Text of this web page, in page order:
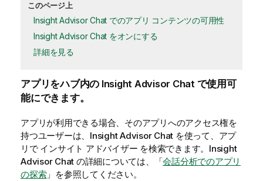
このページ上
Insight Advisor Chat でのアプリ コンテンツの可用性
Insight Advisor Chat をオンにする
詳細を見る
アプリをハブ内の Insight Advisor Chatで使用可
能にできます。
アプリが利用できる場合、そのアプリへのアクセス権を
持つユーザーは、Insight Advisor Chat を使って、アプ
リで インサイト アドバイザー を検索できます。 Insight
Advisor Chat の詳細については、「会話分析でのアプリ
の探索」を参照してください。